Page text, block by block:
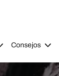
Consejos